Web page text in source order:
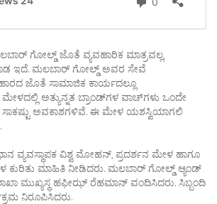
ಗೋಲ್ಡ್ ಜೊತೆ ವ್ಯವಹಾರಿಕ ಮಾತ್ರವಲ್ಲ,
ಇದೆ. ಮಲಬಾರ್ ಗೋಲ್ಡ್ ಅವರ ಸೇವೆ
ಜೊತೆ ಸಾಮಾಜಿಕ ಕಾರ್ಯದಲ್ಲೂ
ಅತ್ಯುನ್ನತ ಬ್ರಾಂಡ್‌ಗಳ ವಾಚ್‌ಗಳು ಒಂದೇ
ಸಾಕಷ್ಟು ಅವಕಾಶಗಳಿವೆ. ಈ ಮೇಳ ಯಶಸ್ವಿಯಾಗಲಿ
ವ್ಯವಸ್ಥಾಪಕ ವಿಶ್ವ ಮೋಹನ್, ಪ್ರದರ್ಶನ ಮೇಳ ಹಾಗೂ
ಕುರಿತು ಮಾಹಿತಿ ನೀಡಿದರು. ಮಲಬಾರ್ ಗೋಲ್ಡ್ ಆ್ಯಂಡ್
ಮುಖ್ಯಸ್ಥ ಹಫೀಝ್ ರೆಹಮಾನ್ ವಂದಿಸಿದರು. ಸಿಬ್ಬಂದಿ
ನಿರೂಪಿಸಿದರು.